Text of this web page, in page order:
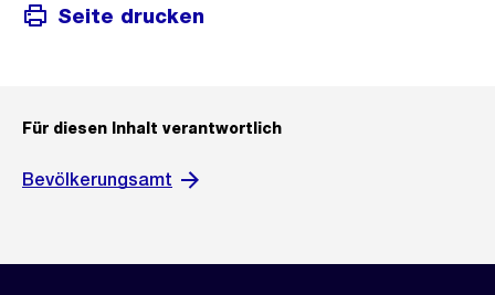
Seite drucken
Für diesen Inhalt verantwortlich
Bevölkerungsamt